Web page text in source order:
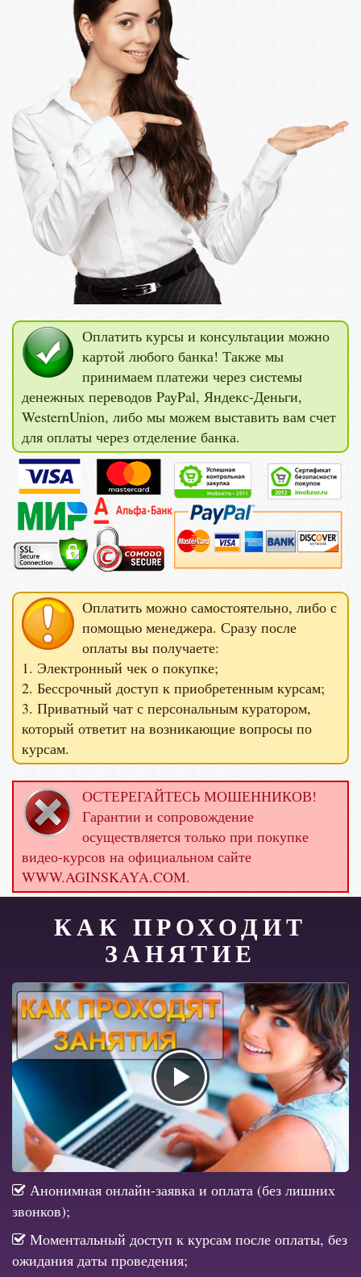
Оплатить курсы и консультации можно
картой любого банка! Также мы
принимаем платежи через системы
денежных переводов PayPal, Яндекс-Деньги,
WesternUnion, либо мы можем выставить вам счет
для оплаты через отделение банка.
Оплатить можно самостоятельно, либо с
помощью менеджера. Сразу после
оплаты вы получаете:
1. Электронный чек о покупке;
2. Бессрочный доступ к приобретенным курсам;
3. Приватный чат с персональным куратором,
который ответит на возникающие вопросы по
курсам.
ОСТЕРЕГАЙТЕСЬ МОШЕННИКОВ!
Гарантии и сопровождение
осуществляется только при покупке
видео-курсов на официальном сайте
WWW.AGINSKAYA.COM.
КАК ПРОХОДИТ
ЗАНЯТИЕ
Анонимная онлайн-заявка и оплата (без лишних
звонков);
Моментальный доступ к курсам после оплаты, без
ожидания даты проведения;